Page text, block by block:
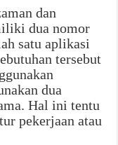
dan
dua nomor
satu aplikasi
tersebut
dua
Hal ini tentu
pekerjaan atau